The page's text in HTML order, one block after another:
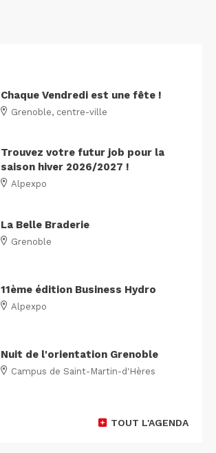
Chaque Vendredi est une fête !
Grenoble, centre-ville
Trouvez votre futur job pour la
saison hiver 2026/2027 !
Alpexpo
La Belle Braderie
Grenoble
11ème édition Business Hydro
Alpexpo
Nuit de l'orientation Grenoble
Campus de Saint-Martin-d'Hères
TOUT L'AGENDA